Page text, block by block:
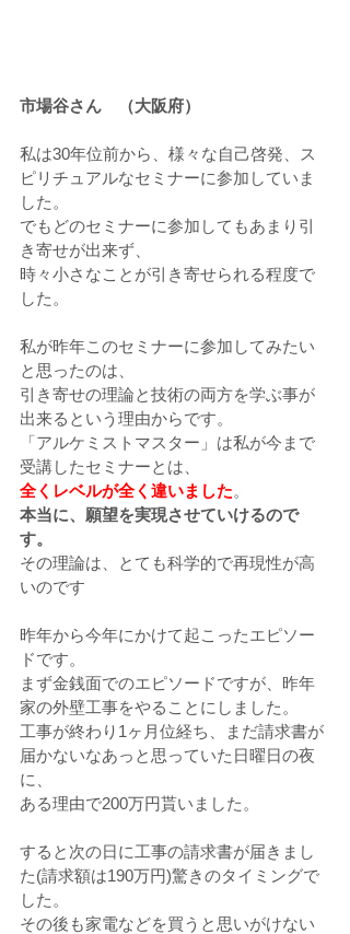
市場谷さん　（大阪府）
私は30年位前から、様々な自己啓発、ス
ピリチュアルなセミナーに参加していま
した。
でもどのセミナーに参加してもあまり引
き寄せが出来ず、
時々小さなことが引き寄せられる程度で
した。
私が昨年このセミナーに参加してみたい
と思ったのは、
引き寄せの理論と技術の両方を学ぶ事が
出来るという理由からです。
「アルケミストマスター」は私が今まで
受講したセミナーとは、
全くレベルが全く違いました。
本当に、願望を実現させていけるので
す。
その理論は、とても科学的で再現性が高
いのです
昨年から今年にかけて起こったエピソー
ドです。
まず金銭面でのエピソードですが、昨年
家の外壁工事をやることにしました。
工事が終わり1ヶ月位経ち、まだ請求書が
届かないなあっと思っていた日曜日の夜
に、
ある理由で200万円貰いました。
すると次の日に工事の請求書が届きまし
た(請求額は190万円)驚きのタイミングで
した。
その後も家電などを買うと思いがけない